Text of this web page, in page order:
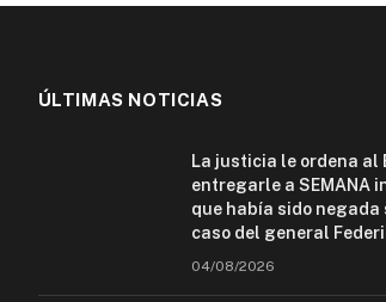
ÚLTIMAS NOTICIAS
La justicia le ordena al
entregarle a SEMANA
que había sido negada
caso del general
04/08/2026